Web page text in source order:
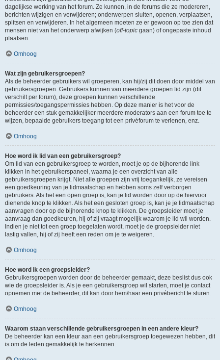
dagelijkse werking van het forum. Ze kunnen, in de forums die ze modereren,
berichten wijzigen en verwijderen; onderwerpen sluiten, openen, verplaatsen,
splitsen en verwijderen. In het algemeen moeten ze er gewoon op toe zien dat
mensen niet van het onderwerp afwijken (off-topic gaan) of ongepaste inhoud
plaatsen.
Omhoog
Wat zijn gebruikersgroepen?
Als de beheerder gebruikers wil groeperen, kan hij/zij dit doen door middel van
gebruikersgroepen. Gebruikers kunnen van meerdere groepen lid zijn (dit
verschilt per forum), deze groepen kunnen verschillende
permissies/toegangspermissies hebben. Op deze manier is het voor de
beheerder een stuk gemakkelijker meerdere moderators aan een forum toe te
wijzen, bepaalde gebruikers toegang tot een privéforum te verlenen, enz.
Omhoog
Hoe word ik lid van een gebruikersgroep?
Om lid van een gebruikersgroep te worden, moet je op de bijhorende link
klikken in het gebruikerspaneel, waarna je een overzicht van alle
gebruikersgroepen krijgt. Niet alle groepen zijn vrij toegankelijk, ze vereisen
een goedkeuring van je lidmaatschap en hebben soms zelf verborgen
gebruikers. Als het een open groep is, kan je lid worden door op de hiervoor
dienende knop te klikken. Als het een gesloten groep is, kan je je lidmaatschap
aanvragen door op de bijhorende knop te klikken. De groepsleider moet je
aanvraag dan goedkeuren, hij of zij vraagt mogelijk waarom je lid wil worden.
Indien je niet tot een groep toegelaten wordt, moet je de groepsleider niet
lastig vallen, hij of zij heeft een reden om je te weigeren.
Omhoog
Hoe word ik een groepsleider?
Gebruikersgroepen worden door de beheerder gemaakt, deze beslist dus ook
wie de groepsleider is. Als je een gebruikersgroep wil starten, moet je contact
opnemen met de beheerder, dit kan door hem/haar een privébericht te sturen.
Omhoog
Waarom staan verschillende gebruikersgroepen in een andere kleur?
De beheerder kan een kleur aan een gebruikersgroep toegewezen hebben, dit
is om de leden gemakkelijk te herkennen.